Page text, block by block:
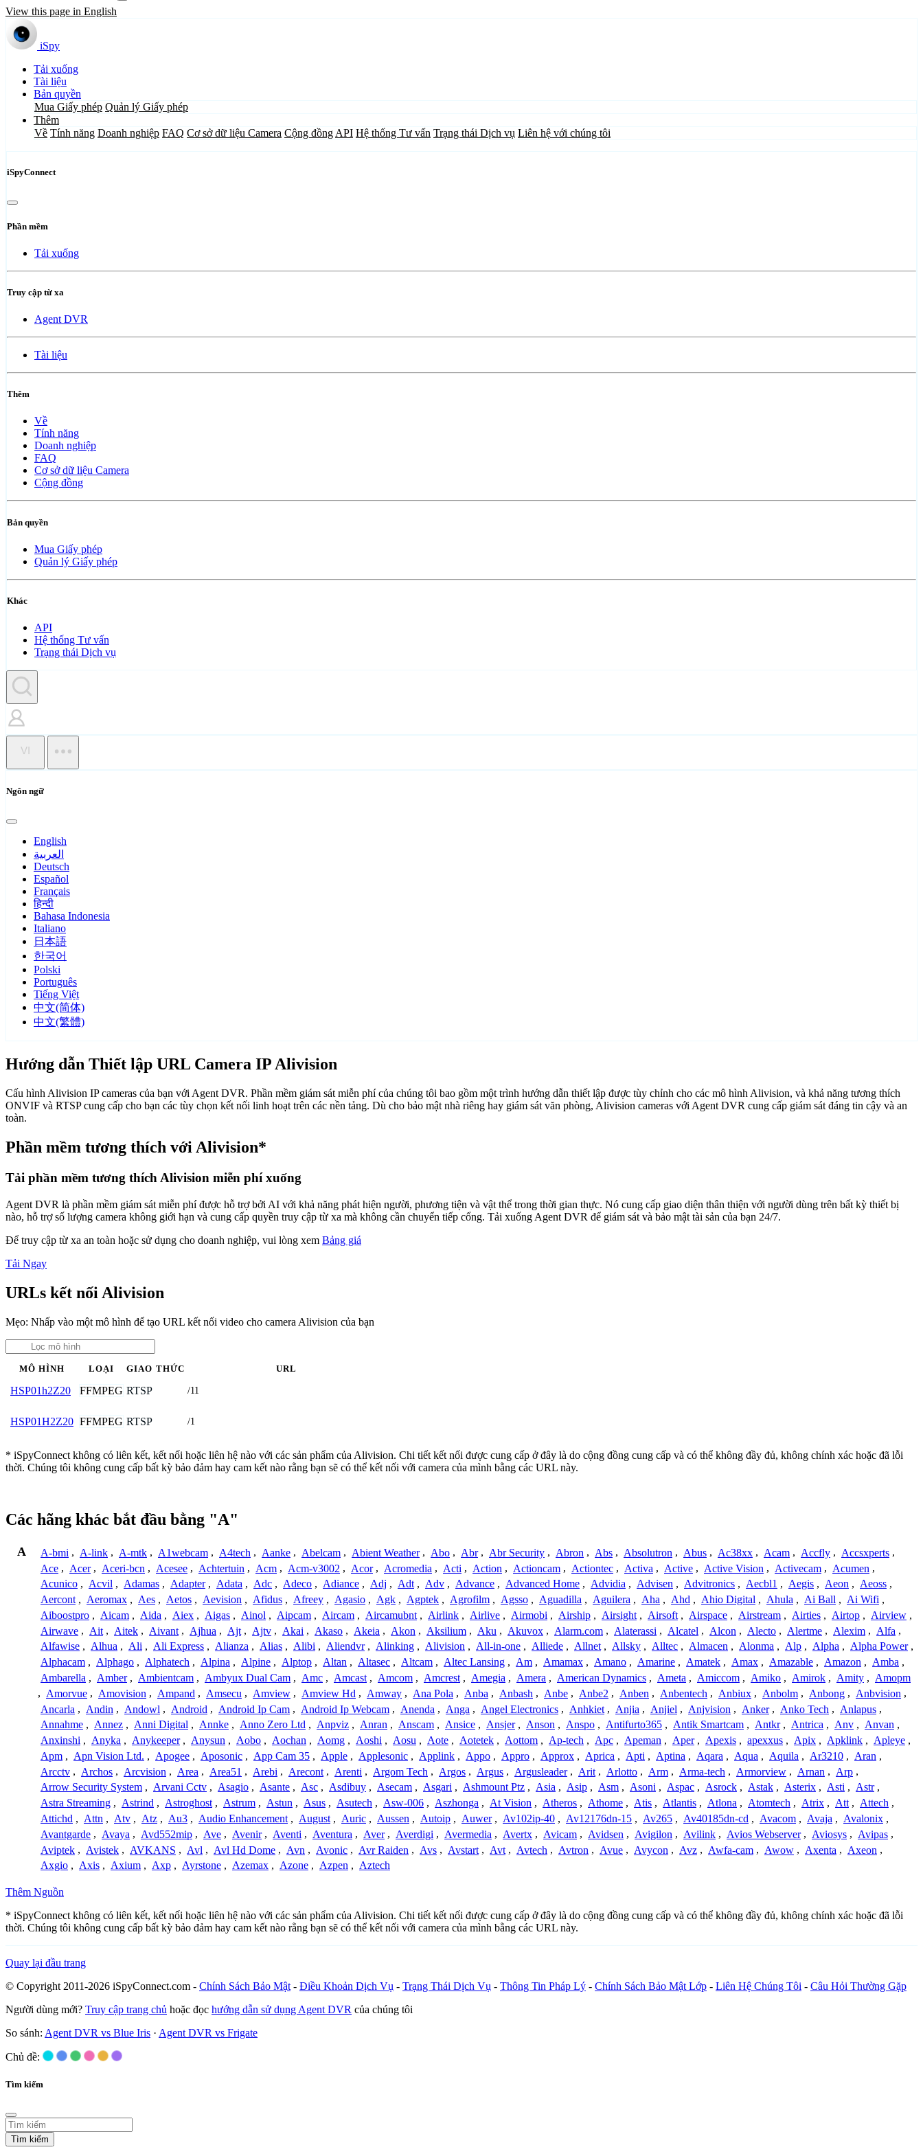
View this page in English
iSpy
Tải xuống
Tài liệu
Bản quyền
Mua Giấy phép Quản lý Giấy phép
Thêm
Về Tính năng Doanh nghiệp FAQ Cơ sở dữ liệu Camera Cộng đồng API Hệ thống Tư vấn Trạng thái Dịch vụ Liên hệ với chúng tôi
iSpyConnect
Phần mềm
Tải xuống
Truy cập từ xa
Agent DVR
Tài liệu
Thêm
Về
Tính năng
Doanh nghiệp
FAQ
Cơ sở dữ liệu Camera
Cộng đồng
Bản quyền
Mua Giấy phép
Quản lý Giấy phép
Khác
API
Hệ thống Tư vấn
Trạng thái Dịch vụ
VI
Ngôn ngữ
English
العربية
Deutsch
Español
Français
हिन्दी
Bahasa Indonesia
Italiano
日本語
한국어
Polski
Português
Tiếng Việt
中文(简体)
中文(繁體)
Hướng dẫn Thiết lập URL Camera IP Alivision
Cấu hình Alivision IP cameras của bạn với Agent DVR. Phần mềm giám sát miễn phí của chúng tôi bao gồm một trình hướng dẫn thiết lập được tùy chỉnh cho các mô hình Alivision, và khả năng tương thích
ONVIF và RTSP cung cấp cho bạn các tùy chọn kết nối linh hoạt trên các nền tảng. Dù cho bảo mật nhà riêng hay giám sát văn phòng, Alivision cameras với Agent DVR cung cấp giám sát đáng tin cậy và an
toàn.
Phần mềm tương thích với Alivision*
Tải phần mềm tương thích Alivision miễn phí xuống
Agent DVR là phần mềm giám sát miễn phí được hỗ trợ bởi AI với khả năng phát hiện người, phương tiện và vật thể trong thời gian thực. Nó cung cấp giao diện thân thiện với người dùng trên bất kỳ thiết bị
nào, hỗ trợ số lượng camera không giới hạn và cung cấp quyền truy cập từ xa mà không cần chuyển tiếp cổng. Tải xuống Agent DVR để giám sát và bảo mật tài sản của bạn 24/7.
Để truy cập từ xa an toàn hoặc sử dụng cho doanh nghiệp, vui lòng xem Bảng giá
Tải Ngay
URLs kết nối Alivision
Mẹo: Nhấp vào một mô hình để tạo URL kết nối video cho camera Alivision của bạn
MÔ HÌNH LOẠI GIAO THỨC URL
HSP01h2Z20 FFMPEG RTSP /11
HSP01H2Z20 FFMPEG RTSP /1
* iSpyConnect không có liên kết, kết nối hoặc liên hệ nào với các sản phẩm của Alivision. Chi tiết kết nối được cung cấp ở đây là do cộng đồng cung cấp và có thể không đầy đủ, không chính xác hoặc đã lỗi
thời. Chúng tôi không cung cấp bất kỳ bảo đảm hay cam kết nào rằng bạn sẽ có thể kết nối với camera của mình bằng các URL này.
Các hãng khác bắt đầu bằng "A"
A A-bmi , A-link , A-mtk , A1webcam , A4tech , Aanke , Abelcam , Abient Weather , Abo , Abr , Abr Security , Abron , Abs , Absolutron , Abus , Ac38xx , Acam , Accfly , Accsxperts ,
Ace , Acer , Aceri-bcn , Acesee , Achtertuin , Acm , Acm-v3002 , Acor , Acromedia , Acti , Action , Actioncam , Actiontec , Activa , Active , Active Vision , Activecam , Acumen ,
Acunico , Acvil , Adamas , Adapter , Adata , Adc , Adeco , Adiance , Adj , Adt , Adv , Advance , Advanced Home , Advidia , Advisen , Advitronics , Aecbl1 , Aegis , Aeon , Aeoss ,
Aercont , Aeromax , Aes , Aetos , Aevision , Afidus , Afreey , Agasio , Agk , Agptek , Agrofilm , Agsso , Aguadilla , Aguilera , Aha , Ahd , Ahio Digital , Ahula , Ai Ball , Ai Wifi ,
Aiboostpro , Aicam , Aida , Aiex , Aigas , Ainol , Aipcam , Aircam , Aircamubnt , Airlink , Airlive , Airmobi , Airship , Airsight , Airsoft , Airspace , Airstream , Airties , Airtop , Airview ,
Airwave , Ait , Aitek , Aivant , Ajhua , Ajt , Ajtv , Akai , Akaso , Akeia , Akon , Aksilium , Aku , Akuvox , Alarm.com , Alaterassi , Alcatel , Alcon , Alecto , Alertme , Alexim , Alfa ,
Alfawise , Alhua , Ali , Ali Express , Alianza , Alias , Alibi , Aliendvr , Alinking , Alivision , All-in-one , Alliede , Allnet , Allsky , Alltec , Almacen , Alonma , Alp , Alpha , Alpha Power ,
Alphacam , Alphago , Alphatech , Alpina , Alpine , Alptop , Altan , Altasec , Altcam , Altec Lansing , Am , Amamax , Amano , Amarine , Amatek , Amax , Amazable , Amazon , Amba ,
Ambarella , Amber , Ambientcam , Ambyux Dual Cam , Amc , Amcast , Amcom , Amcrest , Amegia , Amera , American Dynamics , Ameta , Amiccom , Amiko , Amirok , Amity , Amopm
, Amorvue , Amovision , Ampand , Amsecu , Amview , Amview Hd , Amway , Ana Pola , Anba , Anbash , Anbe , Anbe2 , Anben , Anbentech , Anbiux , Anbolm , Anbong , Anbvision ,
Ancarla , Andin , Andowl , Android , Android Ip Cam , Android Ip Webcam , Anenda , Anga , Angel Electronics , Anhkiet , Anjia , Anjiel , Anjvision , Anker , Anko Tech , Anlapus ,
Annahme , Annez , Anni Digital , Annke , Anno Zero Ltd , Anpviz , Anran , Anscam , Ansice , Ansjer , Anson , Anspo , Antifurto365 , Antik Smartcam , Antkr , Antrica , Anv , Anvan ,
Anxinshi , Anyka , Anykeeper , Anysun , Aobo , Aochan , Aomg , Aoshi , Aosu , Aote , Aotetek , Aottom , Ap-tech , Apc , Apeman , Aper , Apexis , apexxus , Apix , Apklink , Apleye ,
Apm , Apn Vision Ltd. , Apogee , Aposonic , App Cam 35 , Apple , Applesonic , Applink , Appo , Appro , Approx , Aprica , Apti , Aptina , Aqara , Aqua , Aquila , Ar3210 , Aran ,
Arcctv , Archos , Arcvision , Area , Area51 , Arebi , Arecont , Arenti , Argom Tech , Argos , Argus , Argusleader , Arit , Arlotto , Arm , Arma-tech , Armorview , Arnan , Arp ,
Arrow Security System , Arvani Cctv , Asagio , Asante , Asc , Asdibuy , Asecam , Asgari , Ashmount Ptz , Asia , Asip , Asm , Asoni , Aspac , Asrock , Astak , Asterix , Asti , Astr ,
Astra Streaming , Astrind , Astroghost , Astrum , Astun , Asus , Asutech , Asw-006 , Aszhonga , At Vision , Atheros , Athome , Atis , Atlantis , Atlona , Atomtech , Atrix , Att , Attech ,
Attichd , Attn , Atv , Atz , Au3 , Audio Enhancement , August , Auric , Aussen , Autoip , Auwer , Av102ip-40 , Av12176dn-15 , Av265 , Av40185dn-cd , Avacom , Avaja , Avalonix ,
Avantgarde , Avaya , Avd552mip , Ave , Avenir , Aventi , Aventura , Aver , Averdigi , Avermedia , Avertx , Avicam , Avidsen , Avigilon , Avilink , Avios Webserver , Aviosys , Avipas ,
Aviptek , Avistek , AVKANS , Avl , Avl Hd Dome , Avn , Avonic , Avr Raiden , Avs , Avstart , Avt , Avtech , Avtron , Avue , Avycon , Avz , Awfa-cam , Awow , Axenta , Axeon ,
Axgio , Axis , Axium , Axp , Ayrstone , Azemax , Azone , Azpen , Aztech
Thêm Nguồn
* iSpyConnect không có liên kết, kết nối hoặc liên hệ nào với các sản phẩm của Alivision. Chi tiết kết nối được cung cấp ở đây là do cộng đồng cung cấp và có thể không đầy đủ, không chính xác hoặc đã lỗi
thời. Chúng tôi không cung cấp bất kỳ bảo đảm hay cam kết nào rằng bạn sẽ có thể kết nối với camera của mình bằng các URL này.
Quay lại đầu trang
© Copyright 2011-2026 iSpyConnect.com - Chính Sách Bảo Mật - Điều Khoản Dịch Vụ - Trạng Thái Dịch Vụ - Thông Tin Pháp Lý - Chính Sách Bảo Mật Lớp - Liên Hệ Chúng Tôi - Câu Hỏi Thường Gặp
Người dùng mới? Truy cập trang chủ hoặc đọc hướng dẫn sử dụng Agent DVR của chúng tôi
So sánh: Agent DVR vs Blue Iris · Agent DVR vs Frigate
Chủ đề:
Tìm kiếm
Tìm kiếm